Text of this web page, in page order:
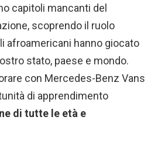
capitoli mancanti del
scoprendo il ruolo
afroamericani hanno giocato
stato, paese e mondo.
con Mercedes-Benz Vans
di apprendimento
di tutte le età e